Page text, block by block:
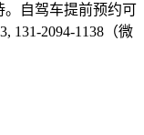
。自驾车提前预约可
131-2094-1138（微